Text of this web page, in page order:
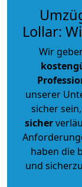
Lollar:
Wir
unserer
sicher
sicher
haben die
und